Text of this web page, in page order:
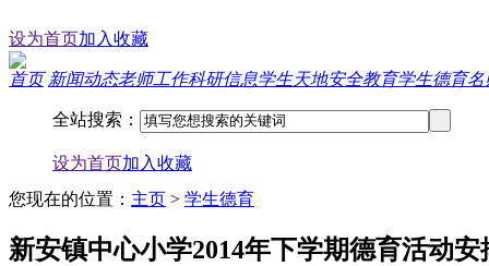
设为首页加入收藏
首页 新闻动态老师工作科研信息学生天地安全教育学生德育名
全站搜索：
您现在的位置： 主页 > 学生德育
新安镇中心小学2014年下学期德育活动安